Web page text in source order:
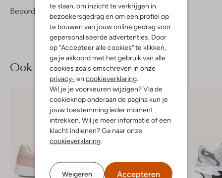
te slaan, om inzicht te verkrijgen in
bezoekersgedrag en om een profiel op
te bouwen van jouw online gedrag voor
gepersonaliseerde advertenties. Door
op "Accepteer alle cookies" te klikken,
ga je akkoord met het gebruik van alle
cookies zoals omschreven in onze
privacy- en cookieverklaring.
Wil je je voorkeuren wijzigen? Via de
cookieknop onderaan de pagina kun je
jouw toestemming ieder moment
intrekken. Wil je meer informatie of een
klacht indienen? Ga naar onze
cookieverklaring.
Weigeren Accepteren
Beoordelingen (1) 5/5
1
5
Sterren
Ook iets voor jou?